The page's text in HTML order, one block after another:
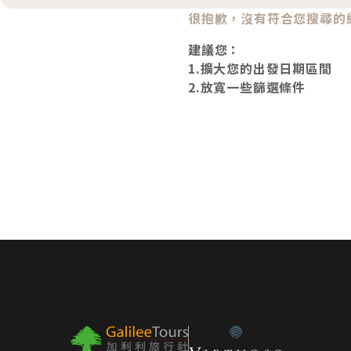
很抱歉，沒有符合您搜尋的
建議您：
1.擴大您的出發日期區間
2.放寬一些篩選條件